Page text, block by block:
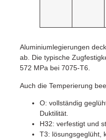
Aluminiumlegierungen
ab. Die typische
572 MPa bei 7075-T6.
Auch die Temperierung
O: vollständig
Duktilität.
H32: verfestigt und
T3: lösungsgeglüht,